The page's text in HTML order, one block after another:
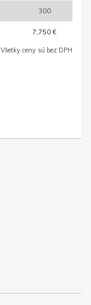
300
7,750 €
Všetky ceny sú bez DPH